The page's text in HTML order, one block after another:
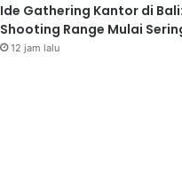
Ide Gathering Kantor di
Shooting Range Mulai
12 jam lalu